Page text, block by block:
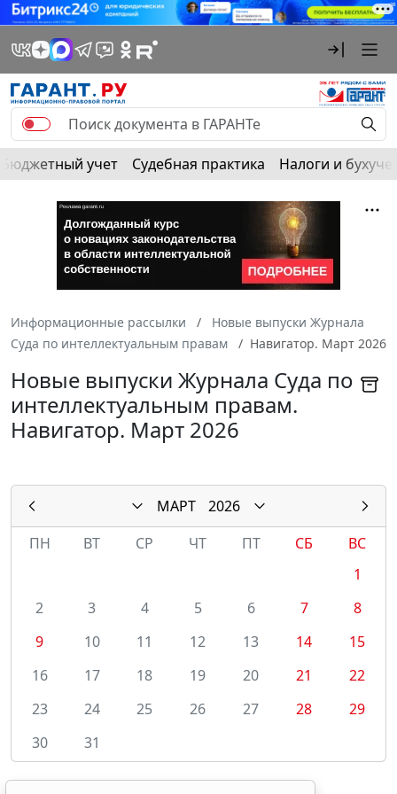
Бюджетный учет Судебная практика Налоги и
Информационные рассылки
Новые выпуски Журнала
Суда по интеллектуальным правам
Навигатор. Март 2026
Новые выпуски Журнала Суда по
интеллектуальным правам.
Навигатор. Март 2026
МАРТ
2026
ПН
ВТ СР ЧТ ПТ СБ
ВС
1
2
3 4 5 6 7
8
9
10 11 12 13 14
15
16
17 18 19 20 21
22
23
24 25 26 27 28
29
30
31